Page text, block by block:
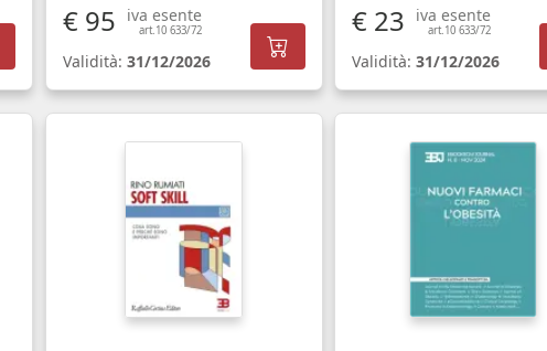
€ 95 iva esente
art.10 633/72
Validità: 31/12/2026
€ 23 iva esente
art.10 633/72
Validità:31/12/2026